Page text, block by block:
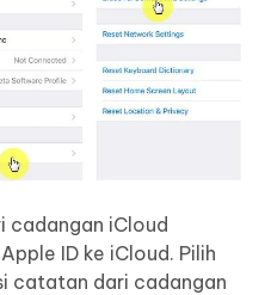
cadangan iCloud
ID ke iCloud. Pilih
catatan dari cadangan